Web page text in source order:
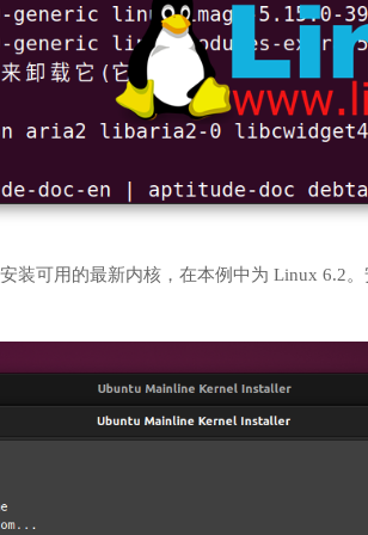
装可用的最新内核，在本例中为 Linux 6.2